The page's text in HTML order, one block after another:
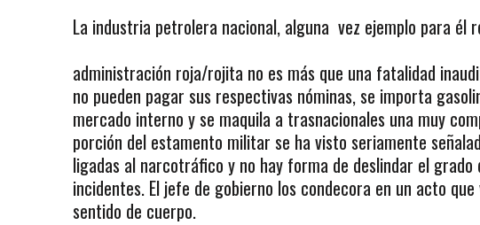
La industria petrolera nacional, alguna vez ejemplo para él
administración roja/rojita no es más que una fatalidad
no pueden pagar sus respectivas nóminas, se importa
mercado interno y se maquila a trasnacionales una muy
porción del estamento militar se ha visto seriamente
ligadas al narcotráfico y no hay forma de deslindar el grado
incidentes. El jefe de gobierno los condecora en un acto
sentido de cuerpo.